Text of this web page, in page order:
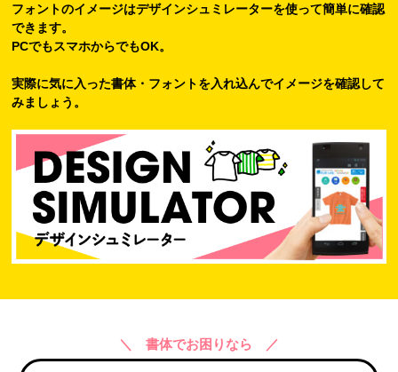
フォントのイメージはデザインシュミレーターを使って簡単に確認
できます。
PCでもスマホからでもOK。
実際に気に入った書体・フォントを入れ込んでイメージを確認して
みましょう。
＼ 書体でお困りなら ／